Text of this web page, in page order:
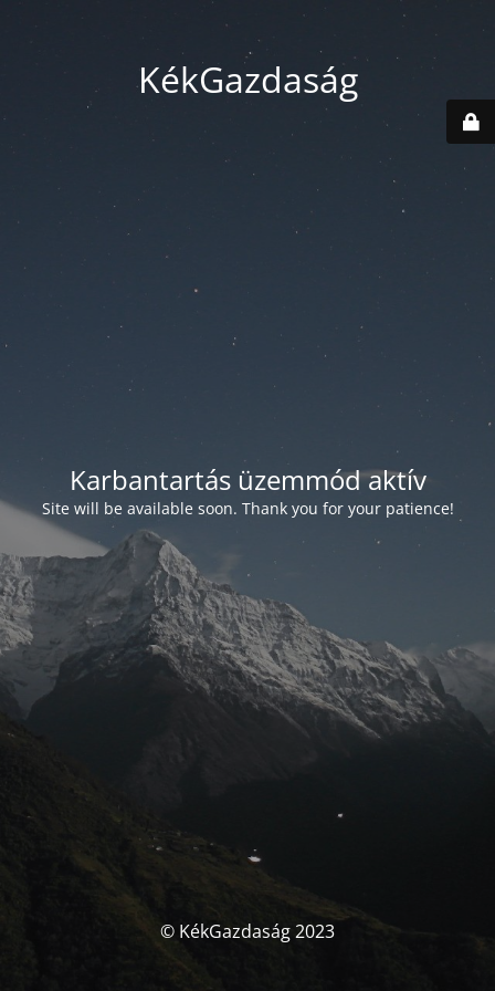
KékGazdaság
Karbantartás üzemmód aktív
Site will be available soon. Thank you for your patience!
© KékGazdaság 2023